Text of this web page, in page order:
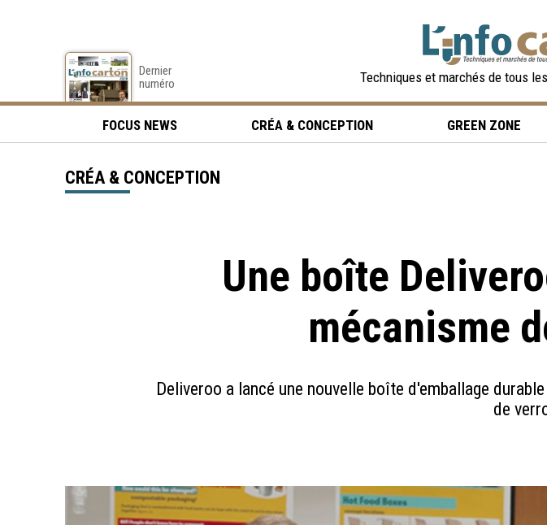
Dernier
numéro
Techniques et marchés de tous
FOCUS NEWS CRÉA & CONCEPTION GREEN ZONE
Une boîte
mécanisme
Deliveroo a lancé une nouvelle boîte d'emballage
de
CRÉA & CONCEPTION